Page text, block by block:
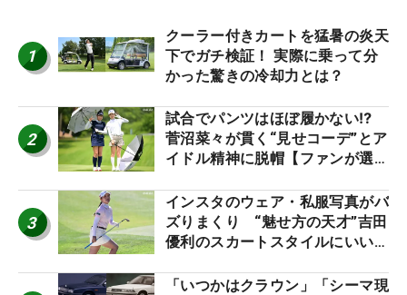
1
クーラー付きカートを猛暑の炎天
下でガチ検証！ 実際に乗って分
かった驚きの冷却力とは？
2
試合でパンツはほぼ履かない⁉
菅沼菜々が貫く“見せコーデ”とア
イドル精神に脱帽【ファンが選ぶ
3
インスタのウェア・私服写真がバ
ズりまくり “魅せ方の天才”吉田
優利のスカートスタイルにいい
「いつかはクラウン」「シーマ現